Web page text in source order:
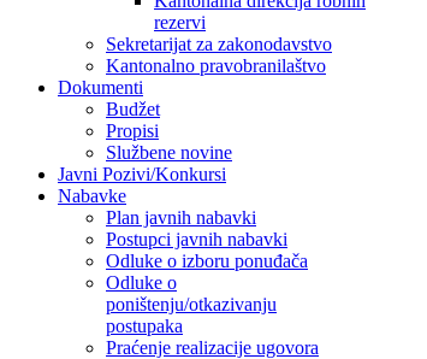
rezervi
Sekretarijat za zakonodavstvo
Kantonalno pravobranilaštvo
Dokumenti
Budžet
Propisi
Službene novine
Javni Pozivi/Konkursi
Nabavke
Plan javnih nabavki
Postupci javnih nabavki
Odluke o izboru ponuđača
Odluke o
poništenju/otkazivanju
postupaka
Praćenje realizacije ugovora